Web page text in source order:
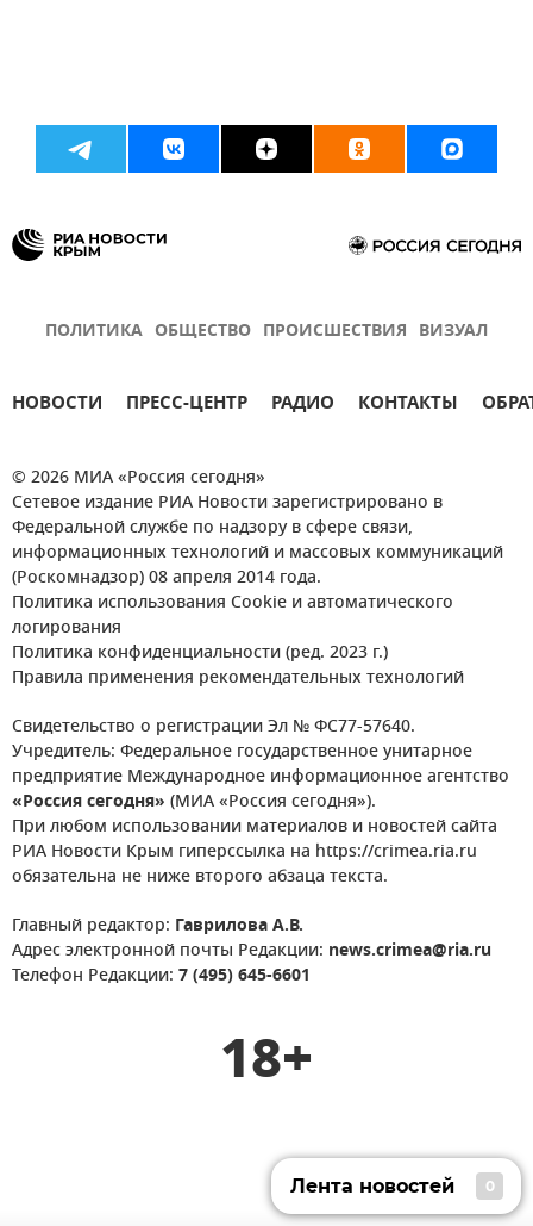
ПОЛИТИКА ОБЩЕСТВО ПРОИСШЕСТВИЯ ВИЗУАЛ
НОВОСТИ ПРЕСС-ЦЕНТР РАДИО КОНТАКТЫ
© 2026 МИА «Россия сегодня»
Сетевое издание РИА Новости зарегистрировано в
Федеральной службе по надзору в сфере связи,
информационных технологий и массовых коммуникаций
(Роскомнадзор) 08 апреля 2014 года.
Политика использования Cookie и автоматического
логирования
Политика конфиденциальности (ред. 2023 г.)
Правила применения рекомендательных технологий
Свидетельство о регистрации Эл № ФС77-57640.
Учредитель: Федеральное государственное унитарное
предприятие Международное информационное агентство
«Россия сегодня» (МИА «Россия сегодня»).
При любом использовании материалов и новостей сайта
РИА Новости Крым гиперссылка на https://crimea.ria.ru
обязательна не ниже второго абзаца текста.
Главный редактор: Гаврилова А.В.
Адрес электронной почты Редакции: news.crimea@ria.ru
Телефон Редакции: 7 (495) 645-6601
18+
Лента новостей 0
Лента новостей